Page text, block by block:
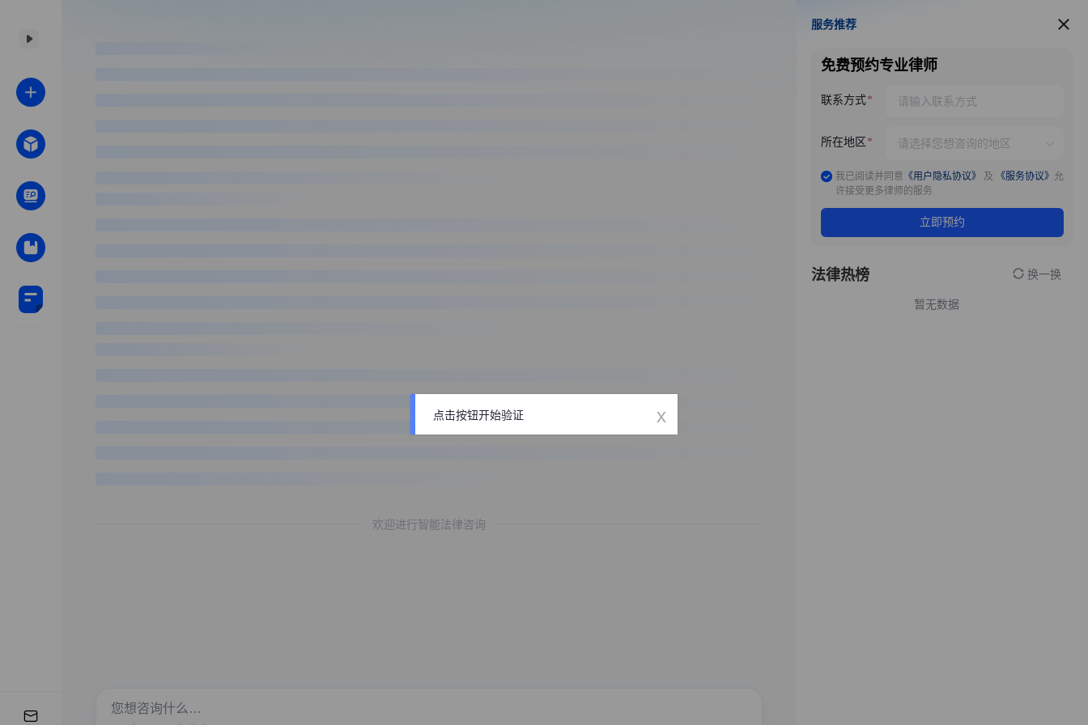
欢迎进行智能法律咨询
服务推荐
服务推荐
免费预约专业律师
联系方式
所在地区
我已阅读并同意 《用户隐私协议》 及 《服务协议》 允
许接受更多律师的服务
立即预约
法律热榜 换一换
暂无数据
点击按钮开始验证 x